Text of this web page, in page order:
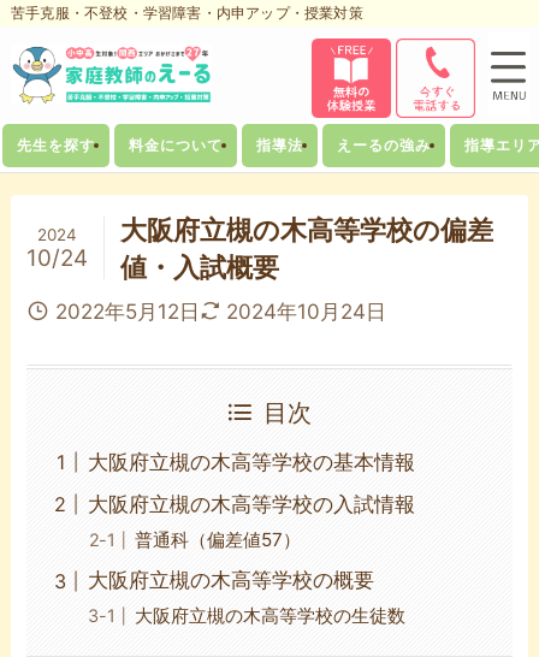
苦手克服・不登校・学習障害・内申アップ・授業対策
先生を探す 料金について 指導法 えーるの強み 指導エリ
大阪府立槻の木高等学校の偏差
値・入試概要
2024
10/24
2022年5月12日 2024年10月24日
目次
大阪府立槻の木高等学校の基本情報
大阪府立槻の木高等学校の入試情報
普通科（偏差値57）
大阪府立槻の木高等学校の概要
大阪府立槻の木高等学校の生徒数